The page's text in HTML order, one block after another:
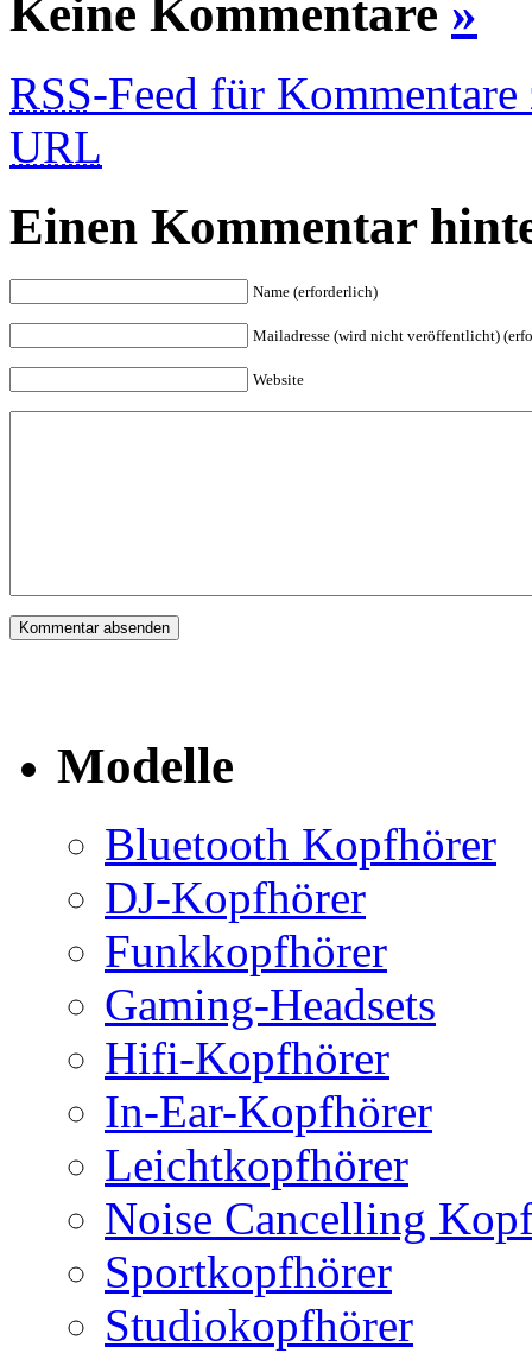
Keine Kommentare »
RSS-Feed für
URL
Einen Kommentar
Name (erforderlich)
Mailadresse (wird nicht veröffentlicht)
Website
Modelle
Bluetooth Kopfhörer
DJ-Kopfhörer
Funkkopfhörer
Gaming-Headsets
Hifi-Kopfhörer
In-Ear-Kopfhörer
Leichtkopfhörer
Noise Cancelling
Sportkopfhörer
Studiokopfhörer